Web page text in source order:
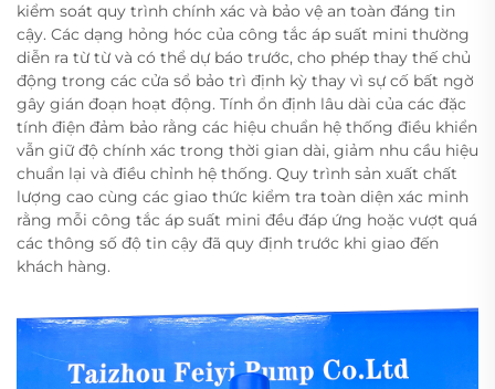
kiểm soát quy trình chính xác và bảo vệ an toàn đáng tin
cậy. Các dạng hỏng hóc của công tắc áp suất mini thường
diễn ra từ từ và có thể dự báo trước, cho phép thay thế chủ
động trong các cửa sổ bảo trì định kỳ thay vì sự cố bất ngờ
gây gián đoạn hoạt động. Tính ổn định lâu dài của các đặc
tính điện đảm bảo rằng các hiệu chuẩn hệ thống điều khiển
vẫn giữ độ chính xác trong thời gian dài, giảm nhu cầu hiệu
chuẩn lại và điều chỉnh hệ thống. Quy trình sản xuất chất
lượng cao cùng các giao thức kiểm tra toàn diện xác minh
rằng mỗi công tắc áp suất mini đều đáp ứng hoặc vượt quá
các thông số độ tin cậy đã quy định trước khi giao đến
khách hàng.